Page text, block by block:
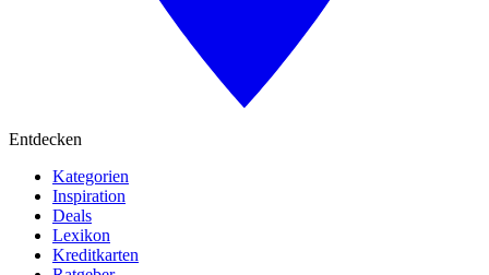
Entdecken
Kategorien
Inspiration
Deals
Lexikon
Kreditkarten